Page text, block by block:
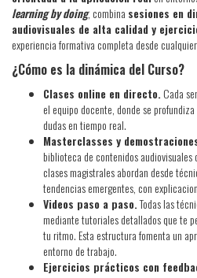
learning by doing, combina sesiones en
audiovisuales de alta calidad y
experiencia formativa completa desde
¿Cómo es la dinámica del Curso?
Clases online en directo. Cada
el equipo docente, donde se
dudas en tiempo real.
Masterclasses y
biblioteca de contenidos audiovisuales
clases magistrales abordan desde
tendencias emergentes, con
Videos paso a paso.Todas las
mediante tutoriales detallados que te
tu ritmo. Esta estructura fomenta un
entorno de trabajo.
Ejercicios prácticos con